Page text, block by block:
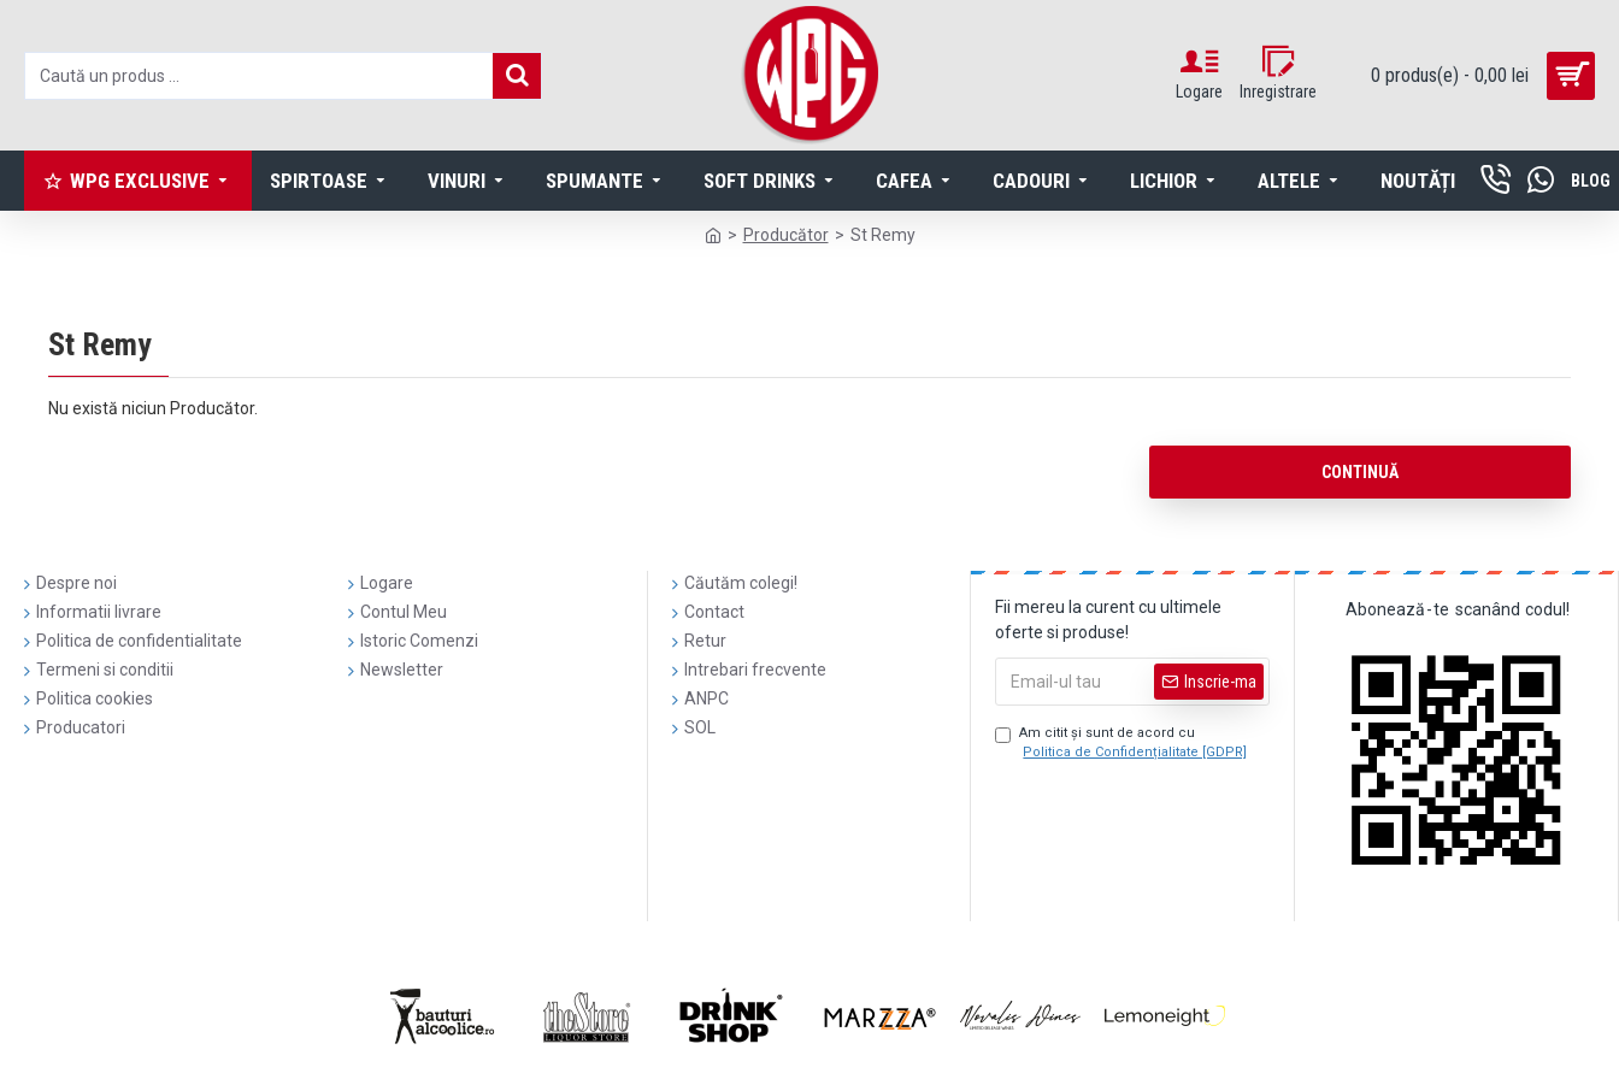
Logare Inregistrare
0 produs(e) - 0,00 lei
WPG EXCLUSIVE SPIRTOASE VINURI SPUMANTE SOFT DRINKS CAFEA CADOURI LICHIOR ALTELE NOUTĂȚI BLOG
Producător St Remy
St Remy
Nu există niciun Producător.
CONTINUĂ
Despre noi
Informatii livrare
Politica de confidentialitate
Termeni si conditii
Politica cookies
Producatori
Logare
Contul Meu
Istoric Comenzi
Newsletter
Căutăm colegi!
Contact
Retur
Intrebari frecvente
ANPC
SOL
Fii mereu la curent cu ultimele
oferte si produse!
Inscrie-ma
Am citit şi sunt de acord cu
Politica de Confidențialitate [GDPR]
Abonează-te scanând codul!